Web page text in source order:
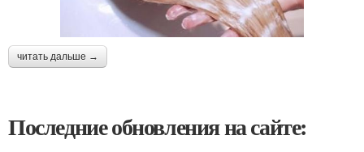
читать дальше →
Последние обновления на сайте: